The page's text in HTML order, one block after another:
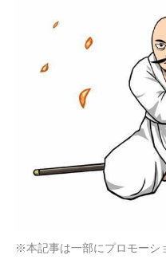
※本記事は一部にプロモーシ